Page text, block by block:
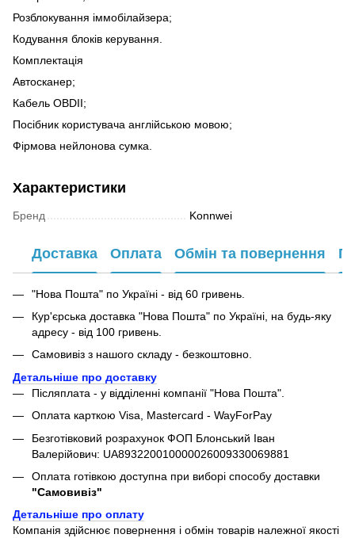
Розблокування іммобілайзера;
Кодування блоків керування.
Комплектація
Автосканер;
Кабель OBDII;
Посібник користувача англійською мовою;
Фірмова нейлонова сумка.
Характеристики
Бренд Konnwei
Доставка Оплата Обмін та повернення
"Нова Пошта" по Україні - від 60 гривень.
Кур'єрська доставка "Нова Пошта" по Україні, на будь-яку
адресу - від 100 гривень.
Самовивіз з нашого складу - безкоштовно.
Детальніше про доставку
Післяплата - у відділенні компанії "Нова Пошта".
Оплата карткою Visa, Mastercard - WayForPay
Безготівковий розрахунок ФОП Блонський Іван
Валерійович: UA893220010000026009330069881
Оплата готівкою доступна при виборі способу доставки
"Самовивіз"
Детальніше про оплату
Компанія здійснює повернення і обмін товарів належної якості